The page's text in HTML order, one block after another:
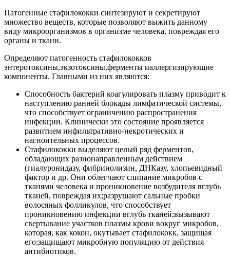
Патогенные стафилококки синтезируют и секретируют
множество веществ, которые позволяют выжить данному
виду микроорганизмов в организме человека, повреждая его
органы и ткани.
Определяют патогенность стафилококков
энтеротоксины,экзотоксины,ферменты иаллергизирующие
компоненты. Главными из них являются:
Способность бактерий коагулировать плазму приводит к
наступлению ранней блокады лимфатической системы,
что способствует ограничению распространения
инфекции. Клинически это состояние проявляется
развитием инфильтративно-некротических и
нагноительных процессов.
Стафилококки выделяют целый ряд ферментов,
обладающих разнонаправленным действием
(гиалуронидазу, фибринолизин, ДНКазу, хлопьевидный
фактор и др. Они облегчают слипание микробов с
тканями человека и проникновение возбудителя вглубь
тканей, повреждая их;разрушают сальные пробки
волосяных фолликулов, что способствует
проникновению инфекции вглубь тканей;вызывают
свертывание участков плазмы крови вокруг микробов,
которая, как кокон, окутывает стафилококк, защищая
его;защищают микробную популяцию от действия
антибиотиков.